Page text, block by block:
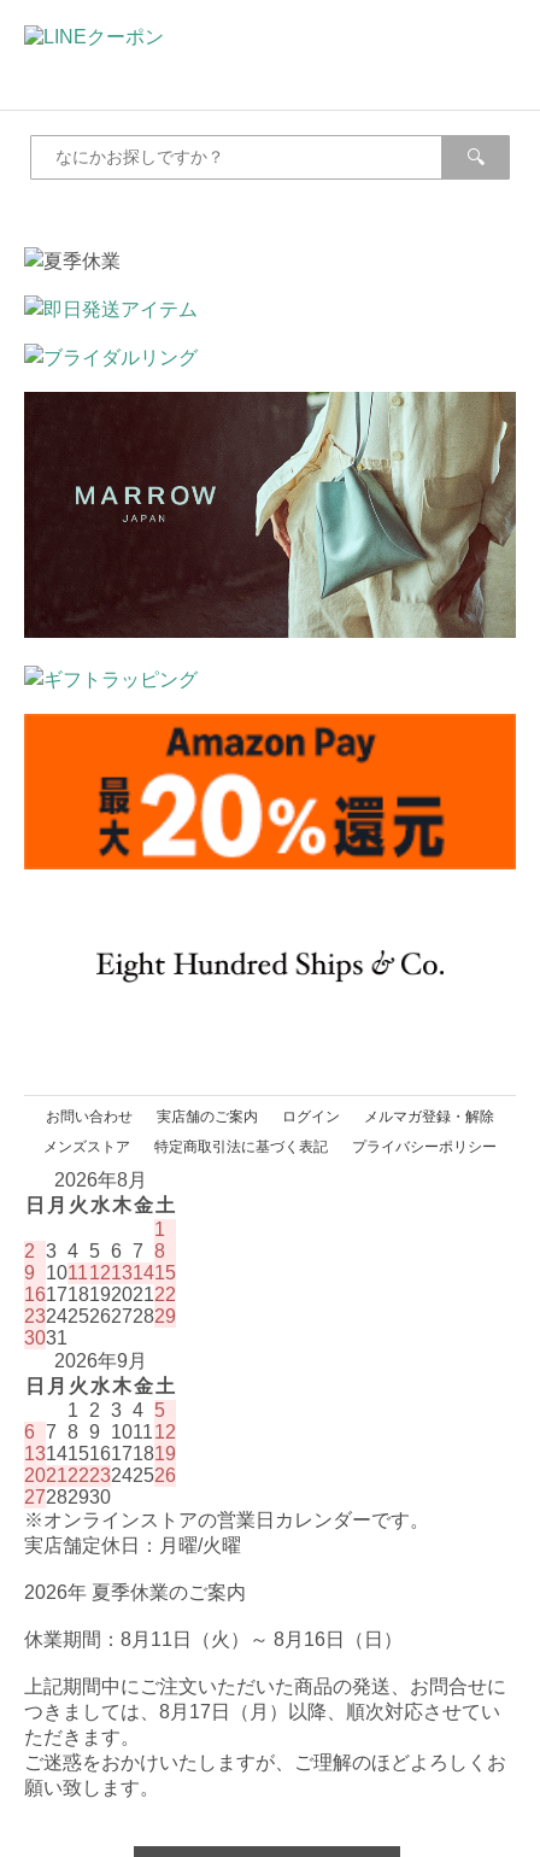
お問い合わせ 実店舗のご案内 ログイン
メルマガ登録・解除
メンズストア
特定商取引法に基づく表記 プライバシーポリシー
2026年8月
日 月 火 水木金土
1
2 3 4 5 6 7 8
9
101112131415
16171819202122
23242526272829
3031
2026年9月
日 月 火 水木金土
1
2 3 4 5
6 7 8 9 101112
13141516171819
20212223242526
27282930
※オンラインストアの営業日カレンダーです。
実店舗定休日：月曜/火曜
2026年 夏季休業のご案内
休業期間：8月11日（火）～ 8月16日（日）
上記期間中にご注文いただいた商品の発送、お問合せに
つきましては、8月17日（月）以降、順次対応させてい
ただきます。
ご迷惑をおかけいたしますが、ご理解のほどよろしくお
願い致します。